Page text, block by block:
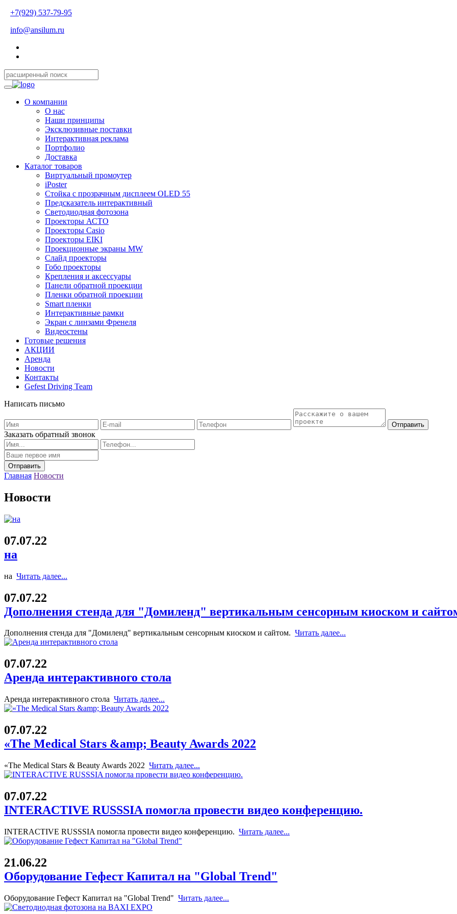
+7(929) 537-79-95
info@ansilum.ru
О компании
О нас
Наши принципы
Эксклюзивные поставки
Интерактивная реклама
Портфолио
Доставка
Каталог товаров
Виртуальный промоутер
iPoster
Стойка с прозрачным дисплеем OLED 55
Предсказатель интерактивный
Светодиодная фотозона
Проекторы АСТО
Проекторы Casio
Проекторы EIKI
Проекционные экраны MW
Слайд проекторы
Гобо проекторы
Крепления и аксессуары
Панели обратной проекции
Пленки обратной проекции
Smart пленки
Интерактивные рамки
Экран с линзами Френеля
Видеостены
Готовые решения
АКЦИИ
Аренда
Новости
Контакты
Gefest Driving Team
Написать письмо
Отправить
Заказать обратный звонок
Главная Новости
Новости
07.07.22
на
на Читать далее...
07.07.22
Дополнения стенда для "Домиленд" вертикальным сенсорным киоском и
Дополнения стенда для "Домиленд" вертикальным сенсорным киоском и сайтом. Читать далее...
07.07.22
Аренда интерактивного стола
Аренда интерактивного стола Читать далее...
07.07.22
«The Medical Stars &amp; Beauty Awards 2022
«The Medical Stars & Beauty Awards 2022 Читать далее...
07.07.22
INTERACTIVE RUSSSIA помогла провести видео конференцию.
INTERACTIVE RUSSSIA помогла провести видео конференцию. Читать далее...
21.06.22
Оборудование Гефест Капитал на "Global Trend"
Оборудование Гефест Капитал на "Global Trend" Читать далее...